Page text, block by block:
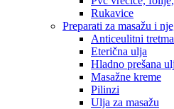
Rukavice
Preparati za masažu i
Anticeulitni
Eterična ulja
Hladno prešana
Masažne kreme
Pilinzi
Ulja za masažu